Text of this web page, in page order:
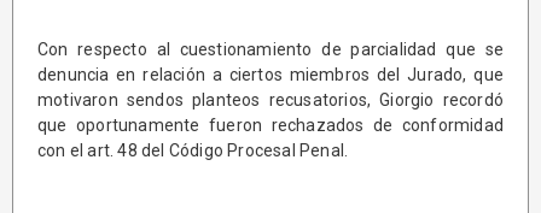
Con respecto al cuestionamiento de parcialidad que se
denuncia en relación a ciertos miembros del Jurado, que
motivaron sendos planteos recusatorios, Giorgio recordó
que oportunamente fueron rechazados de conformidad
con el art. 48 del Código Procesal Penal.